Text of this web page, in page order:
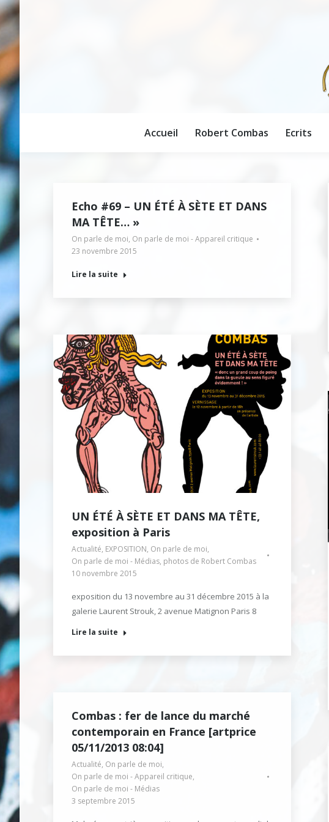
Accueil Robert Combas Ecrits
Echo #69 – UN ÉTÉ À SÈTE ET DANS
MA TÊTE… »
On parle de moi, On parle de moi - Appareil critique
23 novembre 2015
Lire la suite
UN ÉTÉ À SÈTE ET DANS MA TÊTE,
exposition à Paris
Actualité, EXPOSITION, On parle de moi,
On parle de moi - Médias, photos de Robert Combas
10 novembre 2015
exposition du 13 novembre au 31 décembre 2015 à la
galerie Laurent Strouk, 2 avenue Matignon Paris 8
Lire la suite
Combas : fer de lance du marché
contemporain en France [artprice
05/11/2013 08:04]
Actualité, On parle de moi,
On parle de moi - Appareil critique,
On parle de moi - Médias
3 septembre 2015